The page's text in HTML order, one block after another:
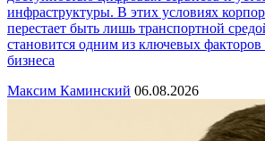
инфраструктуры. В этих условиях
перестает быть лишь транспортной
становится одним из ключевых
бизнеса
Максим Каминский 06.08.2026